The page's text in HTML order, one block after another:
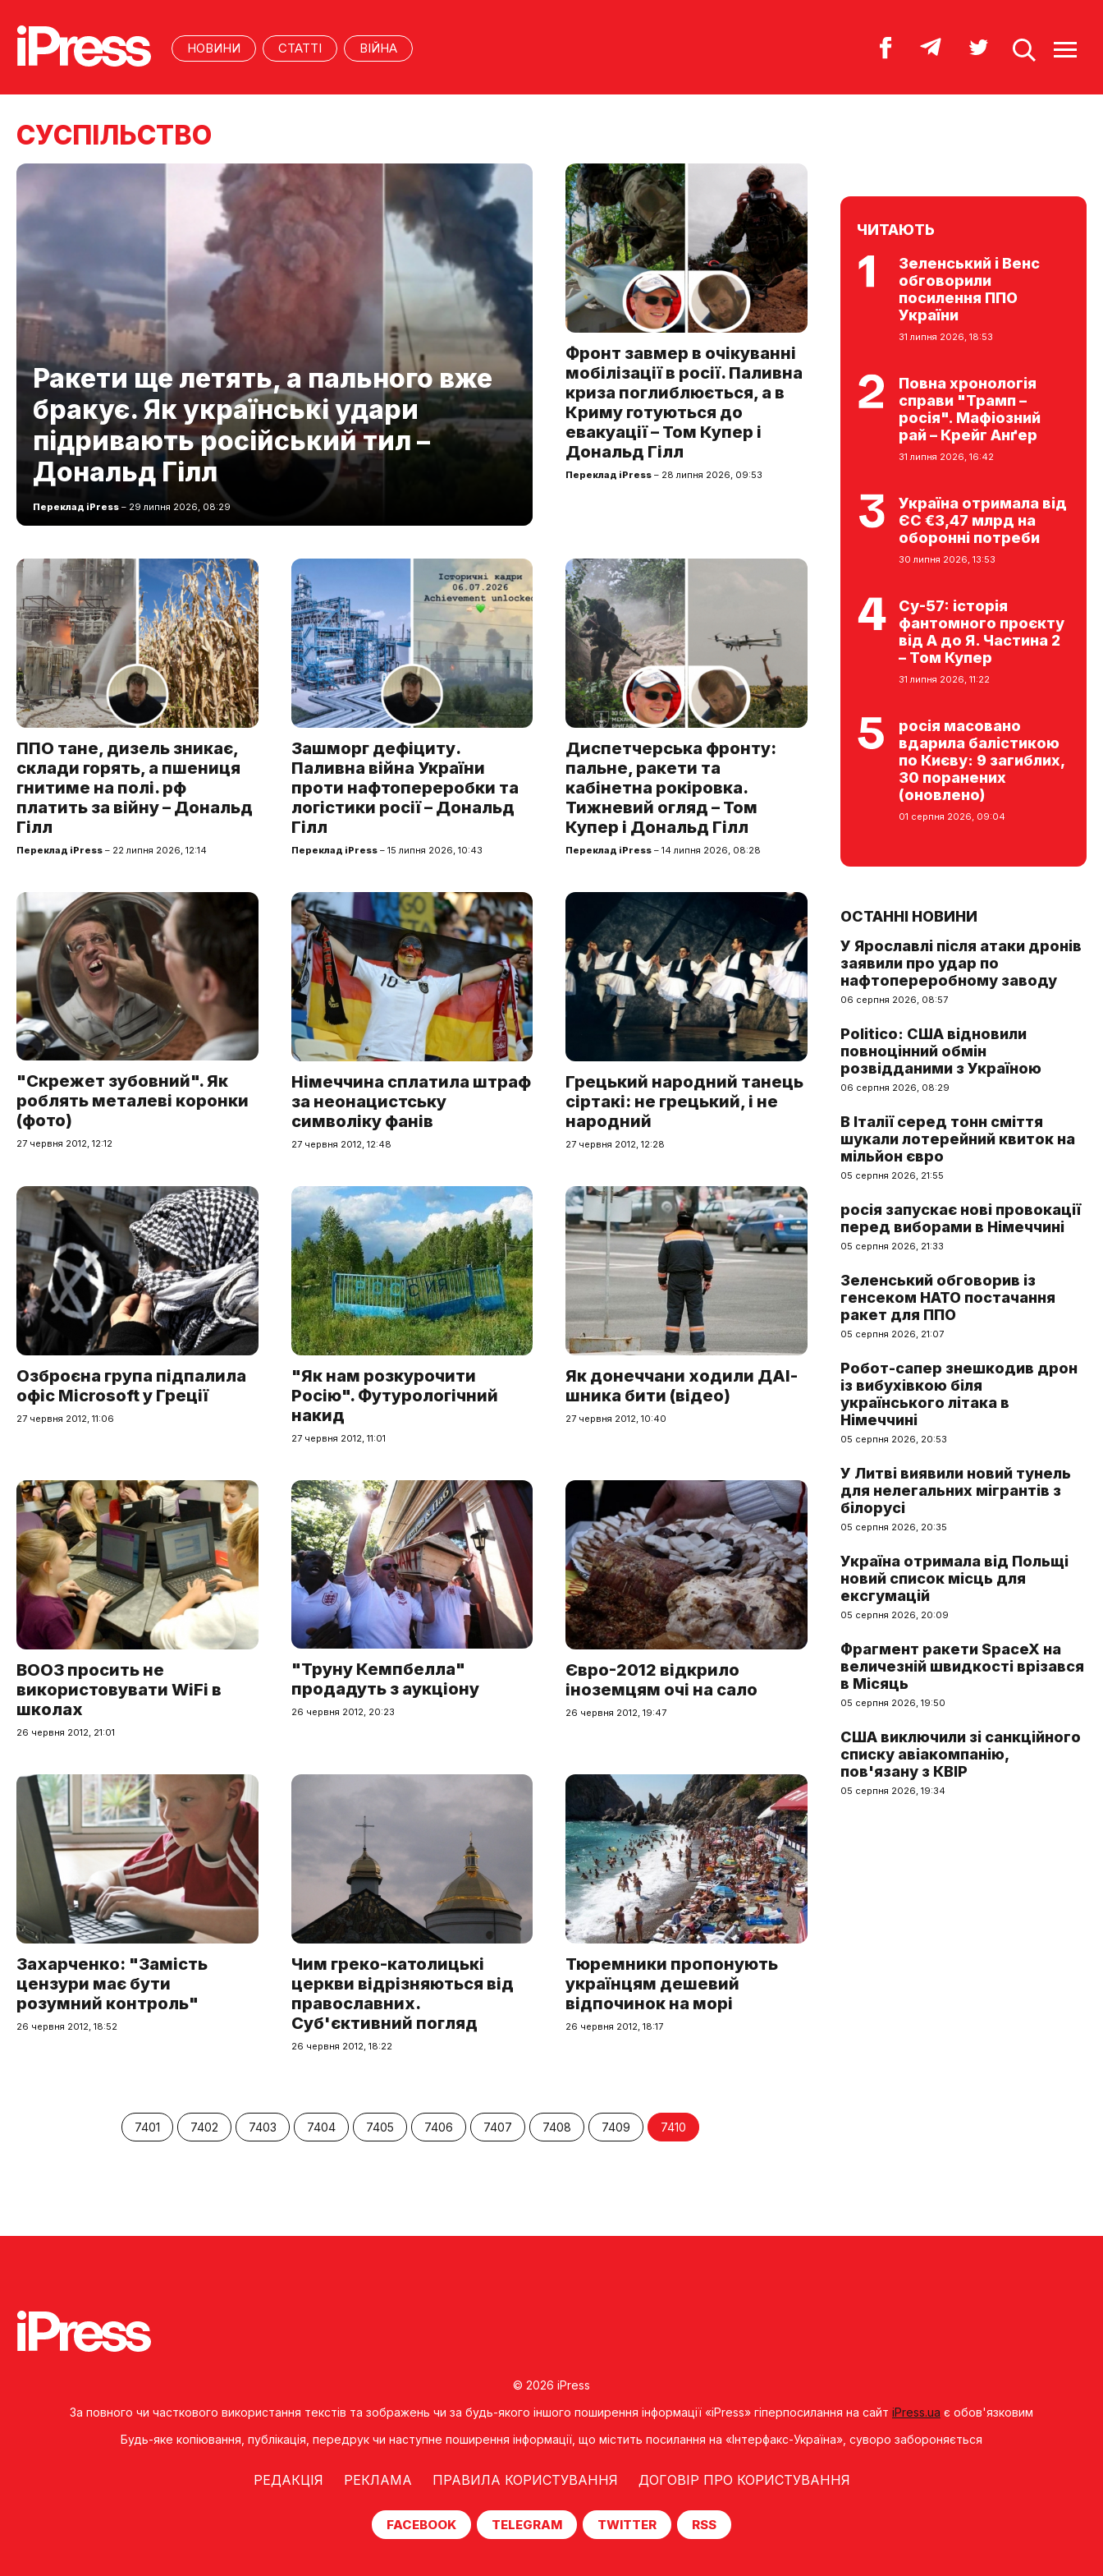
НОВИНИ СТАТТІ ВІЙНА
CУСПІЛЬСТВО
Ракети ще летять, а пального вже
бракує. Як українські удари
підривають російський тил –
Дональд Гілл
Переклад iPress – 29 липня 2026, 08:29
Фронт завмер в очікуванні
мобілізації в росії. Паливна
криза поглиблюється, а в
Криму готуються до
евакуації – Том Купер і
Дональд Гілл
Переклад iPress – 28 липня 2026, 09:53
ППО тане, дизель зникає,
склади горять, а пшениця
гнитиме на полі. рф
платить за війну – Дональд
Гілл
Переклад iPress – 22 липня 2026, 12:14
Зашморг дефіциту.
Паливна війна України
проти нафтопереробки та
логістики росії – Дональд
Гілл
Переклад iPress– 15 липня 2026, 10:43
Диспетчерська фронту:
пальне, ракети та
кабінетна рокіровка.
Тижневий огляд – Том
Купер і Дональд Гілл
Переклад iPress – 14 липня 2026, 08:28
"Скрежет зубовний". Як
роблять металеві коронки
(фото)
27 червня 2012, 12:12
Німеччина сплатила штраф
за неонацистську
символіку фанів
27 червня 2012, 12:48
Грецький народний танець
сіртакі: не грецький, і не
народний
27 червня 2012, 12:28
Озброєна група підпалила
офіс Microsoft у Греції
27 червня 2012, 11:06
"Як нам розкурочити
Росію". Футурологічний
накид
27 червня 2012, 11:01
Як донеччани ходили ДАІ-
шника бити (відео)
27 червня 2012, 10:40
ВООЗ просить не
використовувати WiFi в
школах
26 червня 2012, 21:01
"Труну Кемпбелла"
продадуть з аукціону
26 червня 2012, 20:23
Євро-2012 відкрило
іноземцям очі на сало
26 червня 2012, 19:47
Захарченко: "Замість
цензури має бути
розумний контроль"
26 червня 2012, 18:52
Чим греко-католицькі
церкви відрізняються від
православних.
Суб'єктивний погляд
26 червня 2012, 18:22
Тюремники пропонують
українцям дешевий
відпочинок на морі
26 червня 2012, 18:17
7401 7402 7403 7404 7405 7406 7407 7408 7409 7410
ЧИТАЮТЬ
Зеленський і Венс
обговорили
посилення ППО
України
31 липня 2026, 18:53
Повна хронологія
справи "Трамп –
росія". Мафіозний
рай – Крейг Анґер
31 липня 2026, 16:42
Україна отримала від
ЄС €3,47 млрд на
оборонні потреби
30 липня 2026, 13:53
Су-57: історія
фантомного проєкту
від А до Я. Частина 2
– Том Купер
31 липня 2026, 11:22
росія масовано
вдарила балістикою
по Києву: 9 загиблих,
30 поранених
(оновлено)
01 серпня 2026, 09:04
ОСТАННІ НОВИНИ
У Ярославлі після атаки дронів
заявили про удар по
нафтопереробному заводу
06 серпня 2026, 08:57
Politico: США відновили
повноцінний обмін
розвідданими з Україною
06 серпня 2026, 08:29
В Італії серед тонн сміття
шукали лотерейний квиток на
мільйон євро
05 серпня 2026, 21:55
росія запускає нові провокації
перед виборами в Німеччині
05 серпня 2026, 21:33
Зеленський обговорив із
генсеком НАТО постачання
ракет для ППО
05 серпня 2026, 21:07
Робот-сапер знешкодив дрон
із вибухівкою біля
українського літака в
Німеччині
05 серпня 2026, 20:53
У Литві виявили новий тунель
для нелегальних мігрантів з
білорусі
05 серпня 2026, 20:35
Україна отримала від Польщі
новий список місць для
ексгумацій
05 серпня 2026, 20:09
Фрагмент ракети SpaceX на
величезній швидкості врізався
в Місяць
05 серпня 2026, 19:50
США виключили зі санкційного
списку авіакомпанію,
пов'язану з КВІР
05 серпня 2026, 19:34
© 2026 iPress
За повного чи часткового використання текстів та зображень чи за будь-якого іншого поширення інформації «iPress» гіперпосилання на сайт iPress.ua є обов'язковим
Будь-яке копiювання, публiкацiя, передрук чи наступне поширення iнформацiї, що мiстить посилання на «Iнтерфакс-Україна», суворо забороняється
РЕДАКЦІЯ РЕКЛАМА ПРАВИЛА КОРИСТУВАННЯ ДОГОВІР ПРО КОРИСТУВАННЯ
FACEBOOK TELEGRAM TWITTER RSS